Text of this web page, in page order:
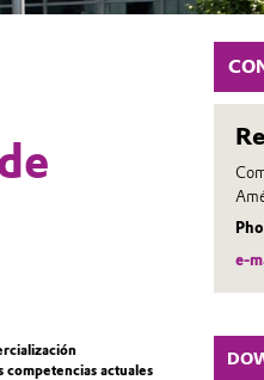
e-
competencias actuales